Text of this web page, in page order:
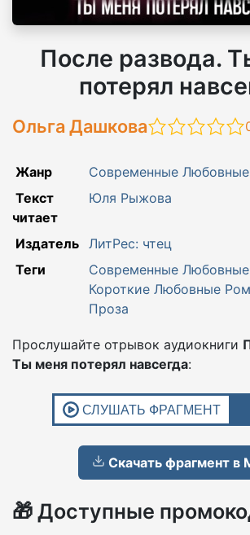
После развода.
потерял
Ольга Дашкова
Жанр
Современные
Текст
читает
Юля Рыжова
Издатель ЛитРес: чтец
Теги
Современные
Короткие Любовные
Проза
Прослушайте отрывок аудиокниги
Ты меня потерял навсегда:
Скачать фрагмент в
🎁 Доступные